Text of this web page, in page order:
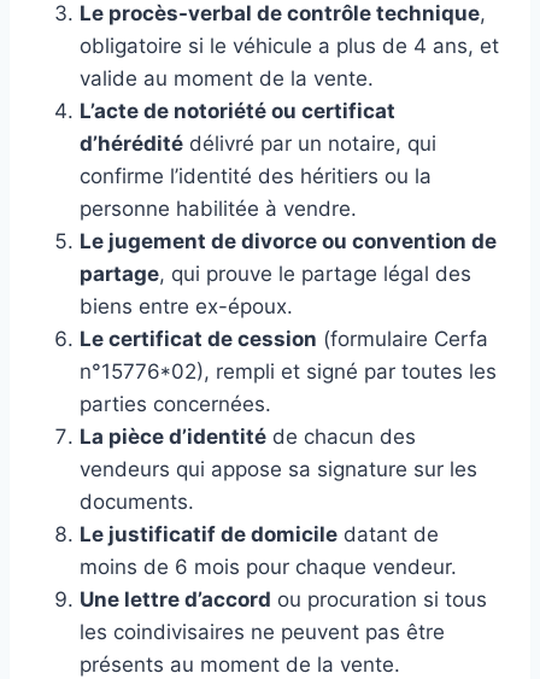
Le procès-verbal de contrôle technique,
obligatoire si le véhicule a plus de 4 ans, et
valide au moment de la vente.
L’acte de notoriété ou certificat
d’hérédité délivré par un notaire, qui
confirme l’identité des héritiers ou la
personne habilitée à vendre.
Le jugement de divorce ou convention de
partage, qui prouve le partage légal des
biens entre ex-époux.
Le certificat de cession (formulaire Cerfa
n°15776*02), rempli et signé par toutes les
parties concernées.
La pièce d’identité de chacun des
vendeurs qui appose sa signature sur les
documents.
Le justificatif de domicile datant de
moins de 6 mois pour chaque vendeur.
Une lettre d’accord ou procuration si tous
les coindivisaires ne peuvent pas être
présents au moment de la vente.